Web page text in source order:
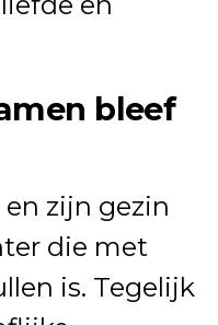
bleef
zijn gezin
die met
is. Tegelijk